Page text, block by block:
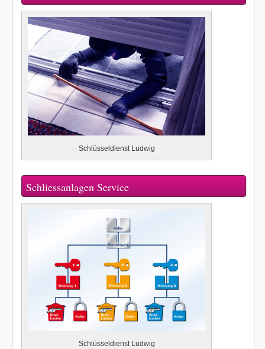
Schlüsseldienst Ludwig
Schliessanlagen Service
Schlüsseldienst Ludwig